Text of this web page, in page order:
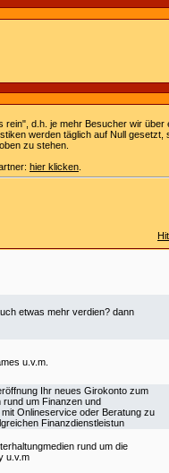
rein", d.h. je mehr Besucher wir über
werden täglich auf Null gesetzt,
zu stehen.
hier klicken
etwas mehr verdien? dann
u.v.m.
Ihr neues Girokonto zum
rund um Finanzen und
Onlineservice oder Beratung zu
Finanzdienstleistun
rund um die
u.v.m